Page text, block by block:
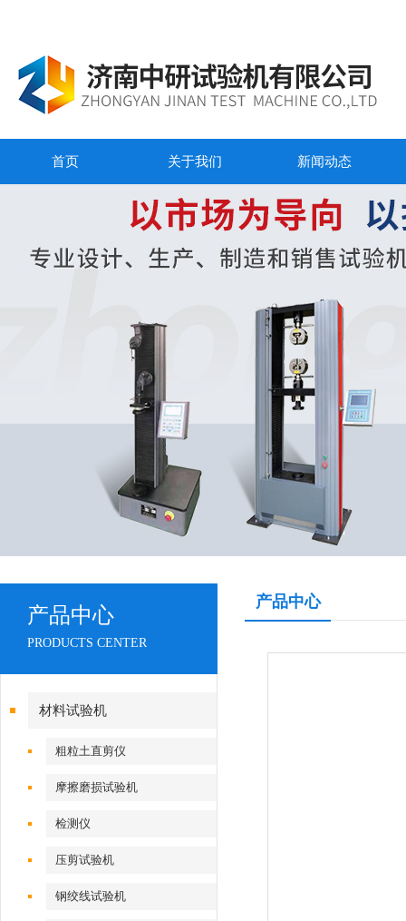
首页 关于我们 新闻动态
产品中心
PRODUCTS CENTER
材料试验机
粗粒土直剪仪
摩擦磨损试验机
检测仪
压剪试验机
钢绞线试验机
产品中心